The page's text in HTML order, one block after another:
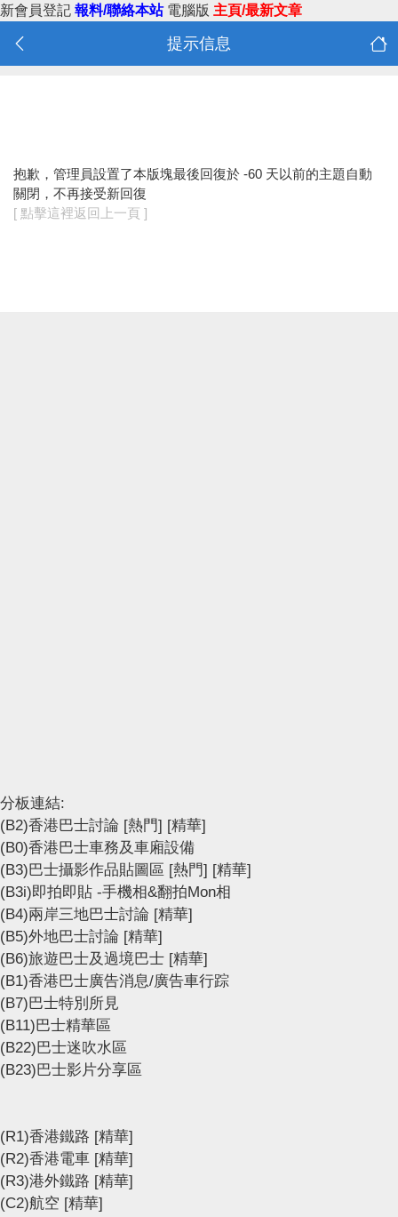
新會員登記 報料/聯絡本站 電腦版 主頁/最新文章
提示信息
抱歉，管理員設置了本版塊最後回復於 -60 天以前的主題自動
關閉，不再接受新回復
[ 點擊這裡返回上一頁 ]
分板連結:
(B2)香港巴士討論 [熱門] [精華]
(B0)香港巴士車務及車廂設備
(B3)巴士攝影作品貼圖區 [熱門] [精華]
(B3i)即拍即貼 -手機相&翻拍Mon相
(B4)兩岸三地巴士討論 [精華]
(B5)外地巴士討論 [精華]
(B6)旅遊巴士及過境巴士 [精華]
(B1)香港巴士廣告消息/廣告車行踪
(B7)巴士特別所見
(B11)巴士精華區
(B22)巴士迷吹水區
(B23)巴士影片分享區
(R1)香港鐵路 [精華]
(R2)香港電車 [精華]
(R3)港外鐵路 [精華]
(C2)航空 [精華]